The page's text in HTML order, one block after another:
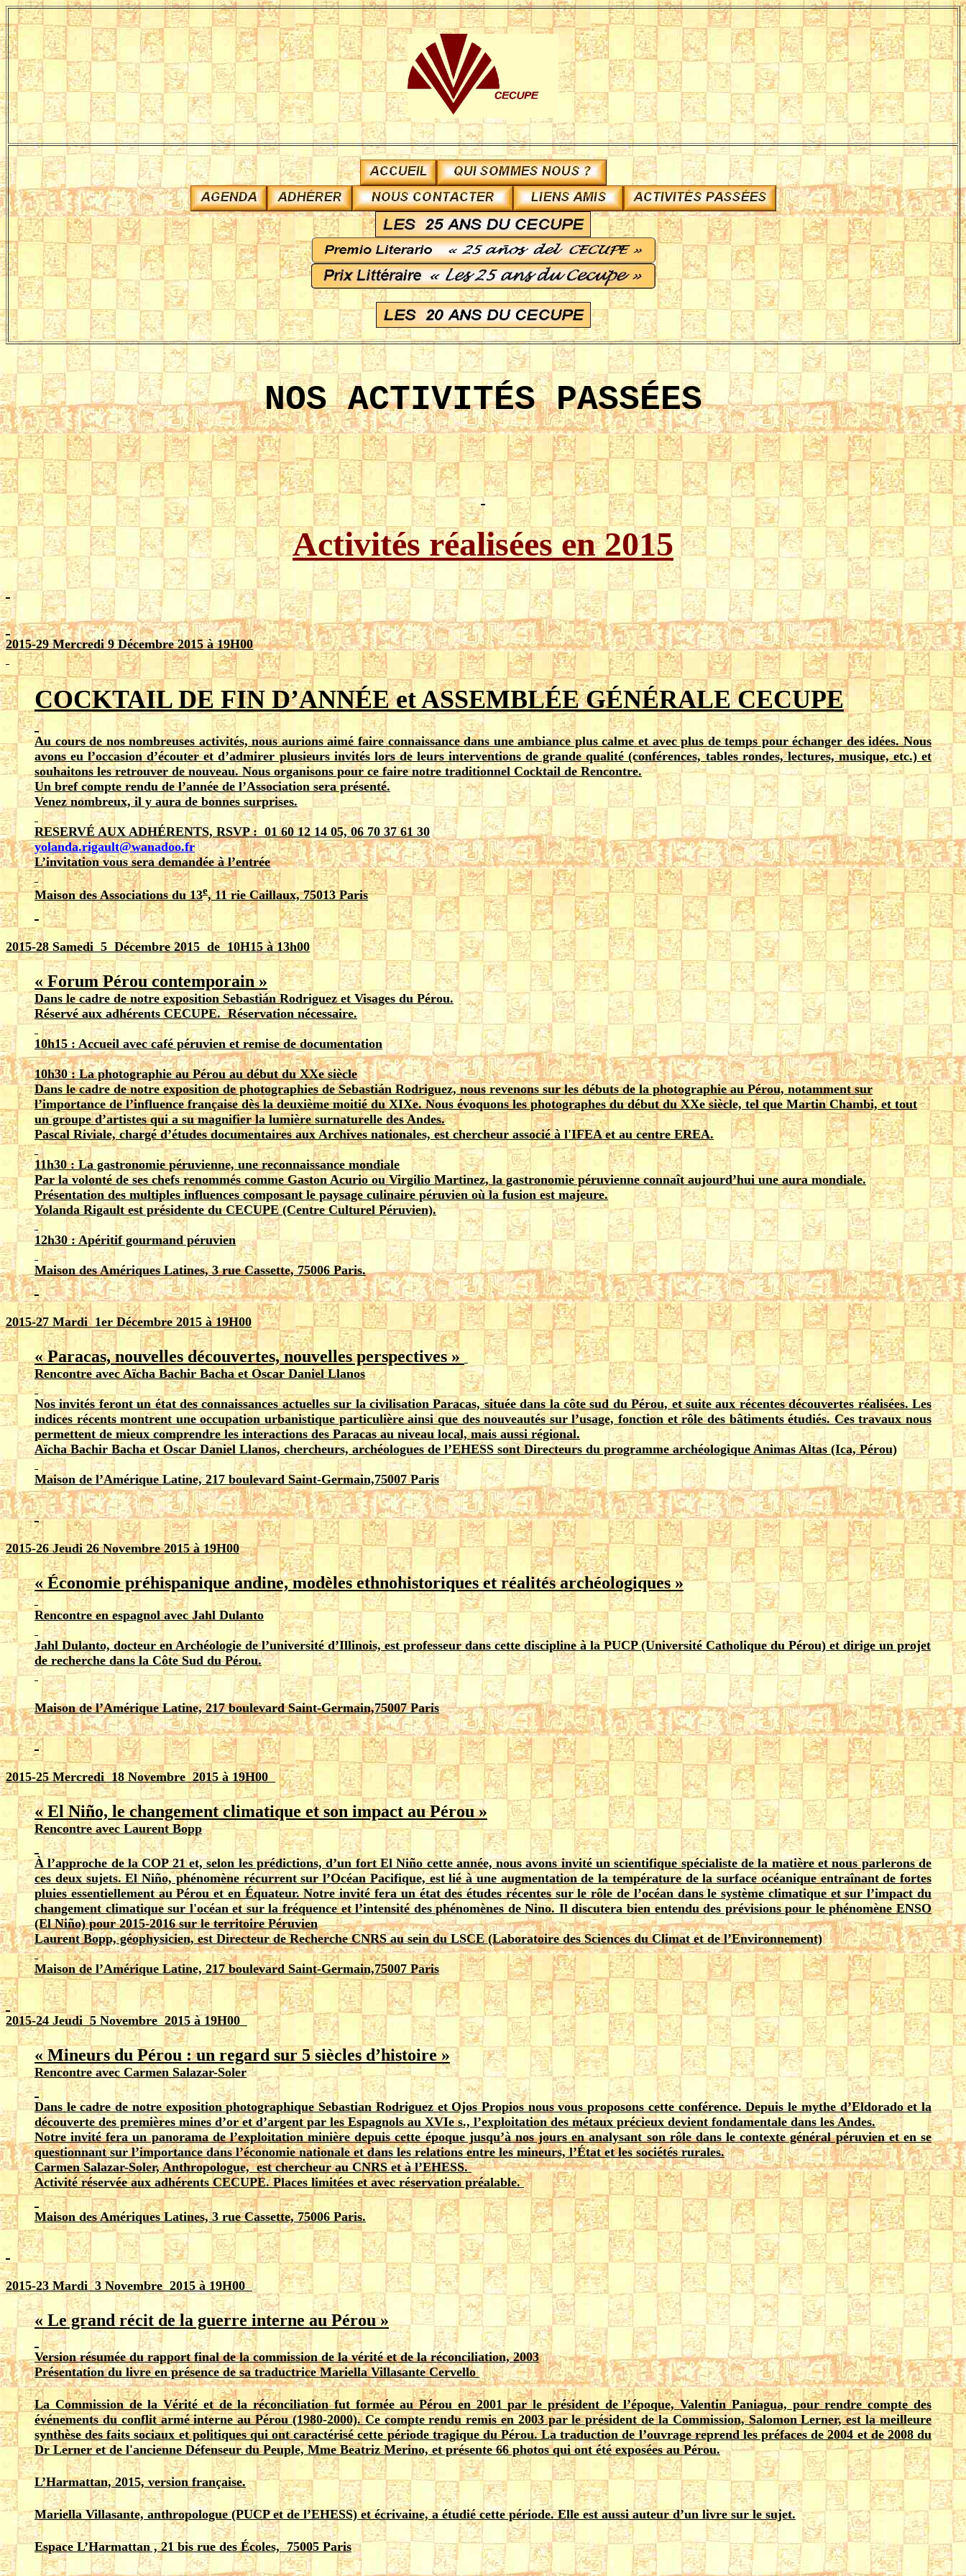
NOS ACTIVITÉS PASSÉES
Activités réalisées en 2015
2015-29Mercredi 9 Décembre 2015 à 19H00
COCKTAIL DE FIN D’ANNÉE et ASSEMBLÉE GÉNÉRALE CECUPE
Au cours de nos nombreuses activités, nous aurions aimé faire connaissance dans une ambiance plus calme et avec plus de temps pour échanger des idées. Nous
avons eu l’occasion d’écouter et d’admirer plusieurs invités lors de leurs interventions de grande qualité (conférences, tables rondes, lectures, musique, etc.) et
souhaitons les retrouver de nouveau. Nous organisons pour ce faire notre traditionnel Cocktail de Rencontre.
Un bref compte rendu de l’année de l’Association sera présenté.
Venez nombreux, il y aura de bonnes surprises.
RESERVÉ AUX ADHÉRENTS, RSVP : 01 60 12 14 05, 06 70 37 61 30
yolanda.rigault@wanadoo.fr
L’invitation vous sera demandée à l’entrée
Maison des Associations du 13e, 11 rie Caillaux, 75013 Paris
2015-28 Samedi 5 Décembre 2015 de 10H15 à 13h00
« Forum Pérou contemporain »
Dans le cadre de notre exposition Sebastián Rodriguez et Visages du Pérou.
Réservé aux adhérents CECUPE. Réservation nécessaire.
10h15 : Accueil avec café péruvien et remise de documentation
10h30 : La photographie au Pérou au début du XXe siècle
Dans le cadre de notre exposition de photographies de Sebastián Rodriguez, nous revenons sur les débuts de la photographie au Pérou, notamment sur
l’importance de l’influence française dès la deuxième moitié du XIXe. Nous évoquons les photographes du début du XXe siècle, tel que Martin Chambi, et tout
un groupe d’artistes qui a su magnifier la lumière surnaturelle des Andes.
Pascal Riviale, chargé d’études documentaires aux Archives nationales, est chercheur associé à l'IFEA et au centre EREA.
11h30 : La gastronomie péruvienne, une reconnaissance mondiale
Par la volonté de ses chefs renommés comme Gaston Acurio ou Virgilio Martinez, la gastronomie péruvienne connaît aujourd’hui une aura mondiale.
Présentation des multiples influences composant le paysage culinaire péruvien où la fusion est majeure.
Yolanda Rigault est présidente du CECUPE (Centre Culturel Péruvien).
12h30 : Apéritif gourmand péruvien
Maison des Amériques Latines, 3 rue Cassette, 75006 Paris.
2015-27 Mardi 1er Décembre 2015 à 19H00
« Paracas, nouvelles découvertes, nouvelles perspectives »
Rencontre avec Aïcha Bachir Bacha et Oscar Daniel Llanos
Nos invités feront un état des connaissances actuelles sur la civilisation Paracas, située dans la côte sud du Pérou, et suite aux récentes découvertes réalisées. Les
indices récents montrent une occupation urbanistique particulière ainsi que des nouveautés sur l’usage, fonction et rôle des bâtiments étudiés. Ces travaux nous
permettent de mieux comprendre les interactions des Paracas au niveau local, mais aussi régional.
Aïcha Bachir Bacha et Oscar Daniel Llanos, chercheurs, archéologues de l’EHESS sont Directeurs du programme archéologique Animas Altas (Ica, Pérou)
Maison de l’Amérique Latine, 217 boulevard Saint-Germain,75007 Paris
2015-26Jeudi 26 Novembre 2015 à 19H00
« Économie préhispanique andine, modèles ethnohistoriques et réalités archéologiques »
Rencontre en espagnol avec Jahl Dulanto
Jahl Dulanto, docteur en Archéologie de l’université d’Illinois, est professeur dans cette discipline à la PUCP (Université Catholique du Pérou) et dirige un projet
de recherche dans la Côte Sud du Pérou.
Maison de l’Amérique Latine, 217 boulevard Saint-Germain,75007 Paris
2015-25Mercredi 18 Novembre 2015 à 19H00
« El Niño, le changement climatique et son impact au Pérou »
Rencontre avec Laurent Bopp
À l’approche de la COP 21 et, selon les prédictions, d’un fort El Niño cette année, nous avons invité un scientifique spécialiste de la matière et nous parlerons de
ces deux sujets. El Niño, phénomène récurrent sur l’Océan Pacifique, est lié à une augmentation de la température de la surface océanique entraînant de fortes
pluies essentiellement au Pérou et en Équateur. Notre invité fera un état des études récentes sur le rôle de l’océan dans le système climatique et sur l’impact du
changement climatique sur l'océan et sur la fréquence et l’intensité des phénomènes de Nino. Il discutera bien entendu des prévisions pour le phénomène ENSO
(El Niño) pour 2015-2016 sur le territoire Péruvien
Laurent Bopp, géophysicien, est Directeur de Recherche CNRS au sein du LSCE (Laboratoire des Sciences du Climat et de l’Environnement)
Maison de l’Amérique Latine, 217 boulevard Saint-Germain,75007 Paris
2015-24 Jeudi 5 Novembre 2015 à 19H00
« Mineurs du Pérou : un regard sur 5 siècles d’histoire »
Rencontre avec Carmen Salazar-Soler
Dans le cadre de notre exposition photographique Sebastian Rodriguez et Ojos Propios nous vous proposons cette conférence. Depuis le mythe d’Eldorado et la
découverte des premières mines d’or et d’argent par les Espagnols au XVIe s., l’exploitation des métaux précieux devient fondamentale dans les Andes.
Notre invité fera un panorama de l’exploitation minière depuis cette époque jusqu’à nos jours en analysant son rôle dans le contexte général péruvien et en se
questionnant sur l’importance dans l’économie nationale et dans les relations entre les mineurs, l’État et les sociétés rurales.
Carmen Salazar-Soler, Anthropologue, est chercheur au CNRS et à l’EHESS.
Activité réservée aux adhérents CECUPE. Places limitées et avec réservation préalable.
Maison des Amériques Latines, 3 rue Cassette, 75006 Paris.
2015-23Mardi 3 Novembre 2015 à 19H00
« Le grand récit de la guerre interne au Pérou »
Version résumée du rapport final de la commission de la vérité et de la réconciliation, 2003
Présentation du livre en présence de sa traductrice Mariella Villasante Cervello
La Commission de la Vérité et de la réconciliation fut formée au Pérou en 2001 par le président de l’époque, Valentin Paniagua, pour rendre compte des
événements du conflit armé interne au Pérou (1980-2000). Ce compte rendu remis en 2003 par le président de la Commission, Salomon Lerner, est la meilleure
synthèse des faits sociaux et politiques qui ont caractérisé cette période tragique du Pérou. La traduction de l’ouvrage reprend les préfaces de 2004 et de 2008 du
Dr Lerner et de l'ancienne Défenseur du Peuple, Mme Beatriz Merino, et présente 66 photos qui ont été exposées au Pérou.
L’Harmattan, 2015, version française.
Mariella Villasante, anthropologue (PUCP et de l’EHESS) et écrivaine, a étudié cette période. Elle est aussi auteur d’un livre sur le sujet.
Espace L’Harmattan , 21 bis rue des Écoles, 75005 Paris